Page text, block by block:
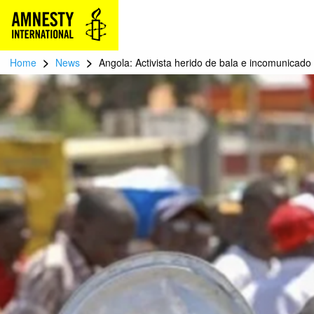
Home > News > Angola: Activista herido de bala e incomunicado